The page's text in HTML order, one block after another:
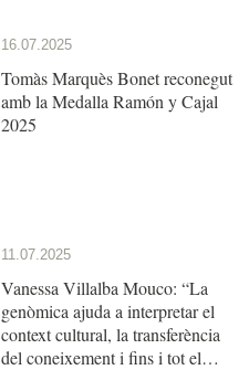
16.07.2025
Tomàs Marquès Bonet reconegut
amb la Medalla Ramón y Cajal
2025
11.07.2025
Vanessa Villalba Mouco: “La
genòmica ajuda a interpretar el
context cultural, la transferència
del coneixement i fins i tot el